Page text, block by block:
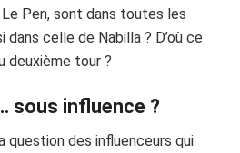
Pen, sont dans toutes les
celle de Nabilla ? D’où ce
deuxième tour ?
sous influence ?
question des influenceurs qui